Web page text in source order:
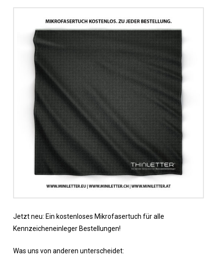
Jetzt neu: Ein kostenloses Mikrofasertuch für alle
Kennzeicheneinleger Bestellungen!
Was uns von anderen unterscheidet: